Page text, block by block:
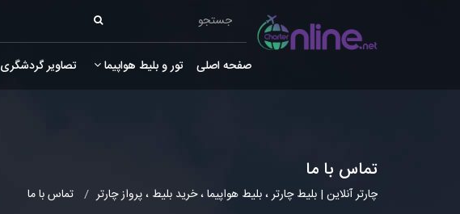
صفحه اصلی تور و بلیط هواپیما تصاویر گردشگری
تماس با ما
چارتر آنلاین | بلیط چارتر ، بلیط هواپیما ، خرید بلیط ، پرواز چارتر تماس با ما